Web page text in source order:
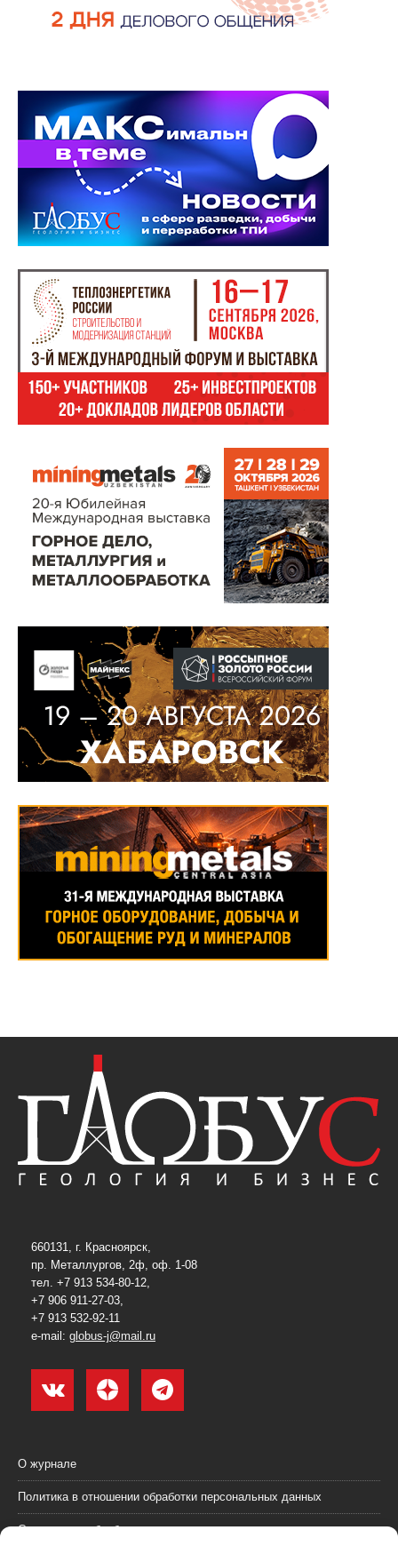
660131, г. Красноярск,
пр. Металлургов, 2ф, оф. 1-08
тел. +7 913 534-80-12,
+7 906 911-27-03,
+7 913 532-92-11
e-mail: globus-j@mail.ru
О журнале
Политика в отношении обработки персональных данных
Согласие на обработку персональных данных